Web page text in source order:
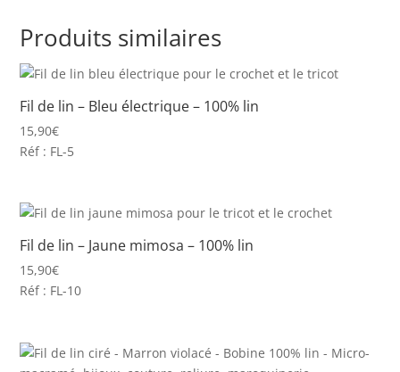
Produits similaires
Fil de lin – Bleu électrique – 100% lin
15,90€
Réf : FL-5
Fil de lin – Jaune mimosa – 100% lin
15,90€
Réf : FL-10